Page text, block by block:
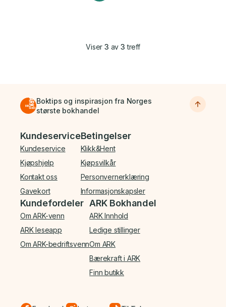
Viser3 av 3 treff
Boktips og inspirasjon fra Norges
største bokhandel
Bunnmeny
Kundeservice
Kundeservice
Kjøpshjelp
Kontakt oss
Gavekort
Betingelser
Klikk&Hent
Kjøpsvilkår
Personvernerklæring
Informasjonskapsler
Kundefordeler
Om ARK-venn
ARK leseapp
Om ARK-bedriftsvenn
ARK Bokhandel
ARK Innhold
Ledige stillinger
Om ARK
Bærekraft i ARK
Finn butikk